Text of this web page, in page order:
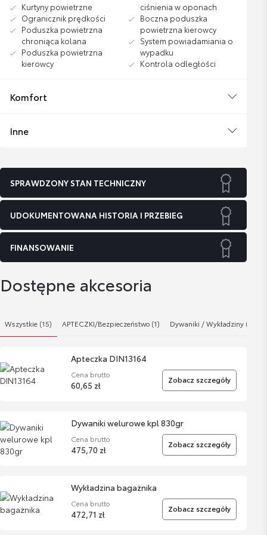
Kurtyny powietrzne
Ogranicznik prędkości
Poduszka powietrzna
chroniąca kolana
Poduszka powietrzna
kierowcy
ciśnienia w oponach
Boczna poduszka
powietrzna kierowcy
System powiadamiania o
wypadku
Kontrola odległości
Komfort
Inne
SPRAWDZONY STAN TECHNICZNY
UDOKUMENTOWANA HISTORIA I PRZEBIEG
FINANSOWANIE
Dostępne akcesoria
Wszystkie (15) APTECZKI/Bezpieczeństwo (1) Dywaniki / Wykładziny (5)
Apteczka DIN13164
Cena brutto
60,65 zł Zobacz szczegóły
Dywaniki welurowe kpl 830gr
Cena brutto
475,70 zł Zobacz szczegóły
Wykładzina bagażnika
Cena brutto
472,71 zł Zobacz szczegóły